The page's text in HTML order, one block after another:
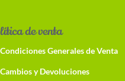
de venta
Condiciones Generales de Venta
Cambios y Devoluciones